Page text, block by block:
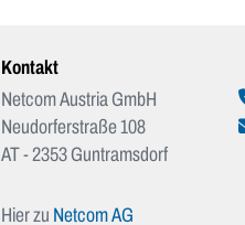
Kontakt
Netcom Austria GmbH
Neudorferstraße 108
AT - 2353 Guntramsdorf
Hier zu Netcom AG